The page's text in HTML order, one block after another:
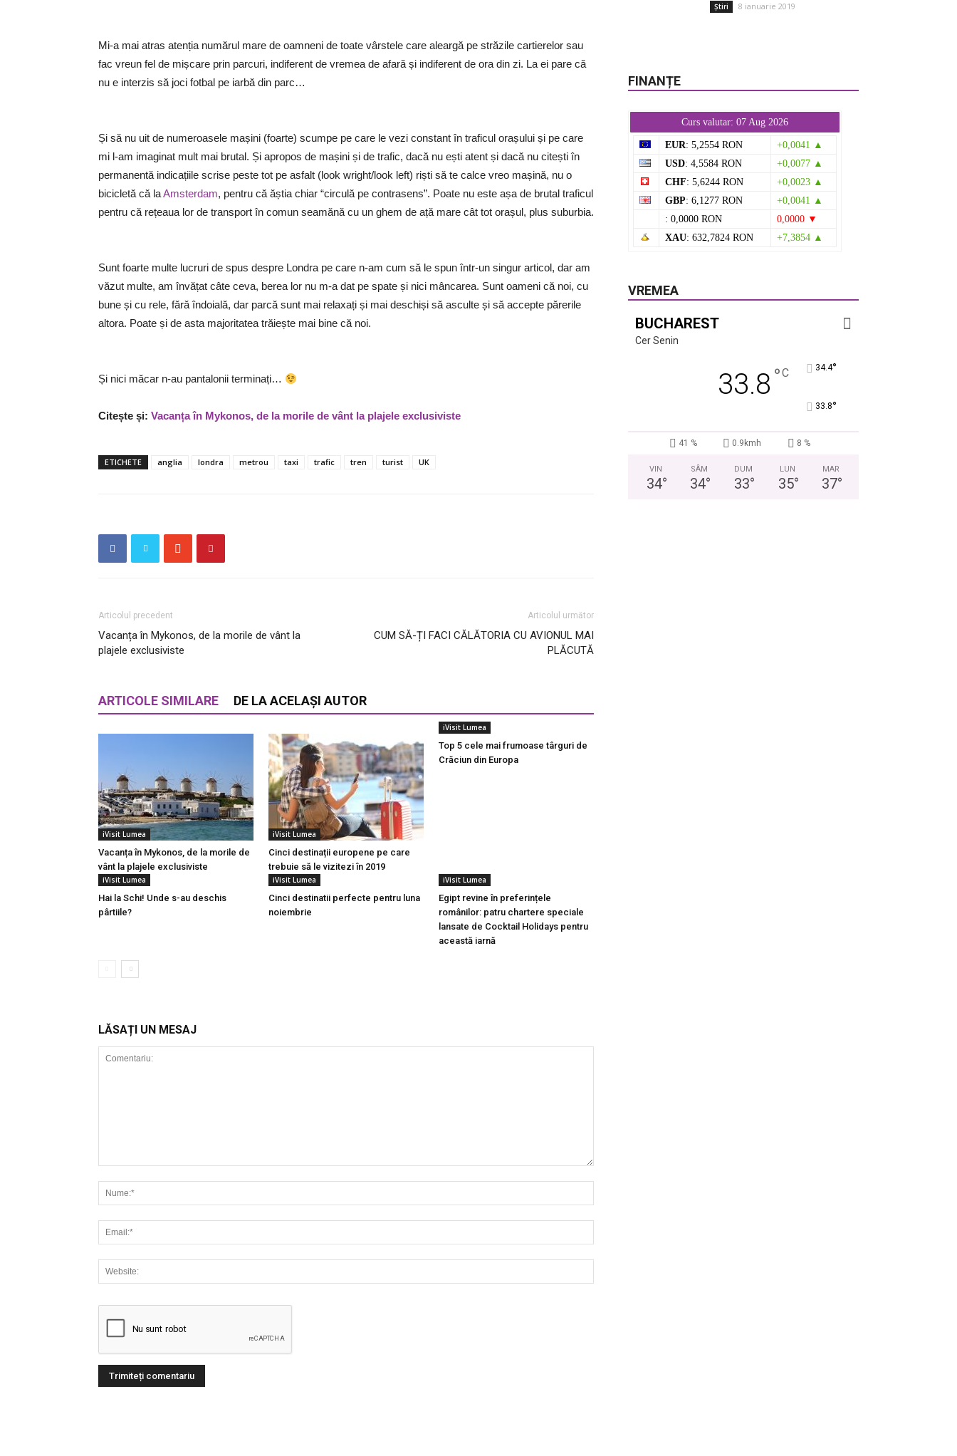
Mi-a mai atras atenția numărul mare de oamneni de toate vârstele care aleargă pe străzile cartierelor sau
fac vreun fel de mișcare prin parcuri, indiferent de vremea de afară și indiferent de ora din zi. La ei pare că
nu e interzis să joci fotbal pe iarbă din parc…
Și să nu uit de numeroasele mașini (foarte) scumpe pe care le vezi constant în traficul orașului și pe care
mi l-am imaginat mult mai brutal. Și apropos de mașini și de trafic, dacă nu ești atent și dacă nu citești în
permanentă indicațiile scrise peste tot pe asfalt (look wright/look left) riști să te calce vreo mașină, nu o
bicicletă că laAmsterdam, pentru că ăștia chiar “circulă pe contrasens”. Poate nu este așa de brutal traficul
pentru că rețeaua lor de transport în comun seamănă cu un ghem de ață mare cât tot orașul, plus suburbia.
Sunt foarte multe lucruri de spus despre Londra pe care n-am cum să le spun într-un singur articol, dar am
văzut multe, am învățat câte ceva, berea lor nu m-a dat pe spate și nici mâncarea. Sunt oameni că noi, cu
bune și cu rele, fără îndoială, dar parcă sunt mai relaxați și mai deschiși să asculte și să accepte părerile
altora. Poate și de asta majoritatea trăiește mai bine că noi.
Și nici măcar n-au pantalonii terminați…
Citește și: Vacanța în Mykonos, de la morile de vânt la plajele exclusiviste
ETICHETE anglia londra metrou taxi trafic tren turist UK
Articolul precedent
Vacanța în Mykonos, de la morile de vânt la
plajele exclusiviste
Articolul următor
CUM SĂ-ȚI FACI CĂLĂTORIA CU AVIONUL MAI
PLĂCUTĂ
ARTICOLE SIMILARE DE LA ACELAȘI AUTOR
iVisit Lumea
Vacanța în Mykonos, de la morile de
vânt la plajele exclusiviste
iVisit Lumea
Cinci destinații europene pe care
trebuie să le vizitezi în 2019
iVisit Lumea
Top 5 cele mai frumoase târguri de
Crăciun din Europa
iVisit Lumea
Hai la Schi! Unde s-au deschis
pârtiile?
iVisit Lumea
Cinci destinatii perfecte pentru luna
noiembrie
iVisit Lumea
Egipt revine în preferințele
românilor: patru chartere speciale
lansate de Cocktail Holidays pentru
această iarnă
LĂSAȚI UN MESAJ
Știri 8 ianuarie 2019
FINANȚE
Curs valutar: 07 Aug 2026
EUR: 5,2554 RON
+0,0041 ▲
USD: 4,5584 RON
+0,0077 ▲
CHF: 5,6244 RON
+0,0023 ▲
GBP: 6,1277 RON
+0,0041 ▲
: 0,0000 RON
0,0000 ▼
XAU: 632,7824 RON +7,3854 ▲
VREMEA
BUCHAREST
Cer Senin
33.8 °C 34.4°
33.8°
41 % 0.9kmh 8 %
VIN
34°
SÂM
34°
DUM
33°
LUN
35°
MAR
37°